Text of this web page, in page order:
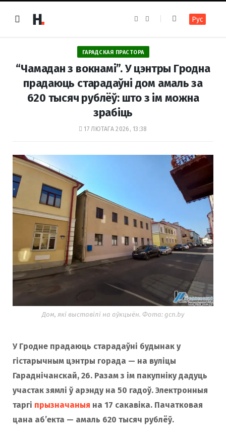
e
b
o
o
k
t
a
r
a
m
Рус
ГАРАДСКАЯ ПРАСТОРА
“Чамадан з вокнамі”. У цэнтры Гродна
прадаюць старадаўні дом амаль за
620 тысяч рублёў: што з ім можна
зрабіць
17 ЛЮТАГА 2026, 13:38
Дом, які выставілі на аўкцыён. Фота: gcn.by
У Гродне прадаюць старадаўні будынак у
гістарычным цэнтры горада — на вуліцы
Гараднічанскай, 26. Разам з ім пакупніку дадуць
участак зямлі ў арэнду на 50 гадоў. Электронныя
таргі прызначаныя на 17 сакавіка. Пачатковая
цана аб’екта — амаль 620 тысяч рублёў.